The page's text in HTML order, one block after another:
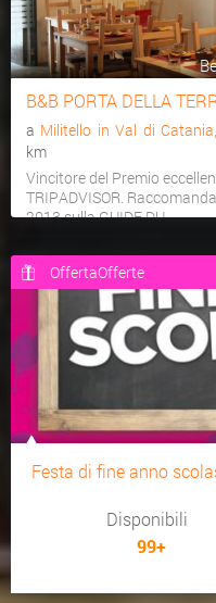
B&B PORTA DELLA
a Militello in Val di
km
Vincitore del Premio
TRIPADVISOR.
2013 sulla GUIDE DU...
OffertaOfferte
Festa di fine anno
Disponibili
99+